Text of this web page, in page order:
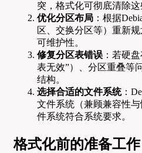
突，格式化可彻底清除这
优化分区布局 ：根据
区、交换分区等）重新
可维护性。
修复分区表错误 ：若硬
表无效”）、分区重叠等
结构。
选择合适的文件系统：
文件系统（兼顾兼容性
件系统符合系统要求。
格式化前的准备工作